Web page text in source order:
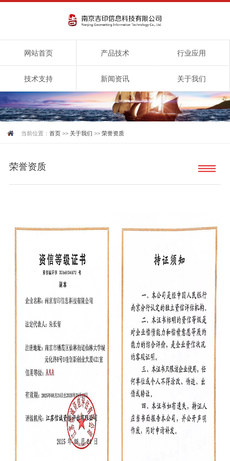
网站首页 产品技术 行业应用
技术支持 新闻资讯 关于我们
当前位置：首页 >> 关于我们 >>荣誉资质
荣誉资质